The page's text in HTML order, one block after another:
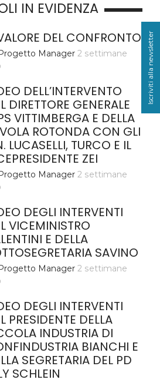
IN EVIDENZA
DEL CONFRONTO
Manager 2 settimane
DELL’INTERVENTO
DIRETTORE GENERALE
VITTIMBERGA E DELLA
ROTONDA CON GLI
LUCASELLI, TURCO E IL
ZEI
Manager 2 settimane
DEGLI INTERVENTI
VICEMINISTRO
E DELLA
SAVINO
Manager 2 settimane
DEGLI INTERVENTI
PRESIDENTE DELLA
INDUSTRIA DI
BIANCHI E
SEGRETARIA DEL PD
SCHLEIN
Iscriviti alla newsletter